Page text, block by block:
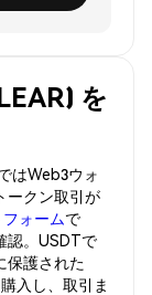
を
はWeb3ウォ
ークン取引が
ォームで
認。USDTで
保護された
入し、取引ま